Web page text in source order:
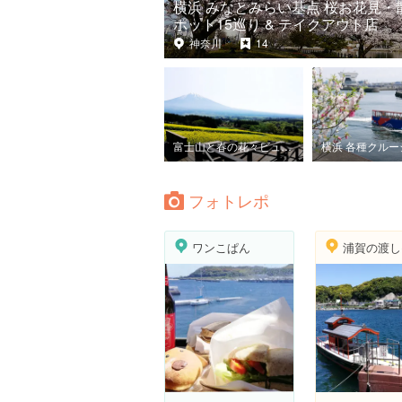
横浜 みなとみらい基点 桜お花見・
ポット15巡り & テイクアウト店
神奈川 14
富士山と春の花々ビュースポット周遊(静岡～山梨)
フォトレポ
ワンこぱん